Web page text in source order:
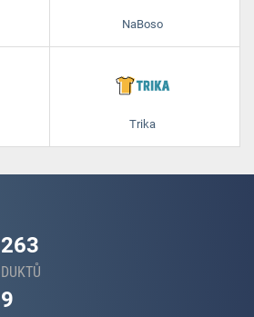
NaBoso
Trika